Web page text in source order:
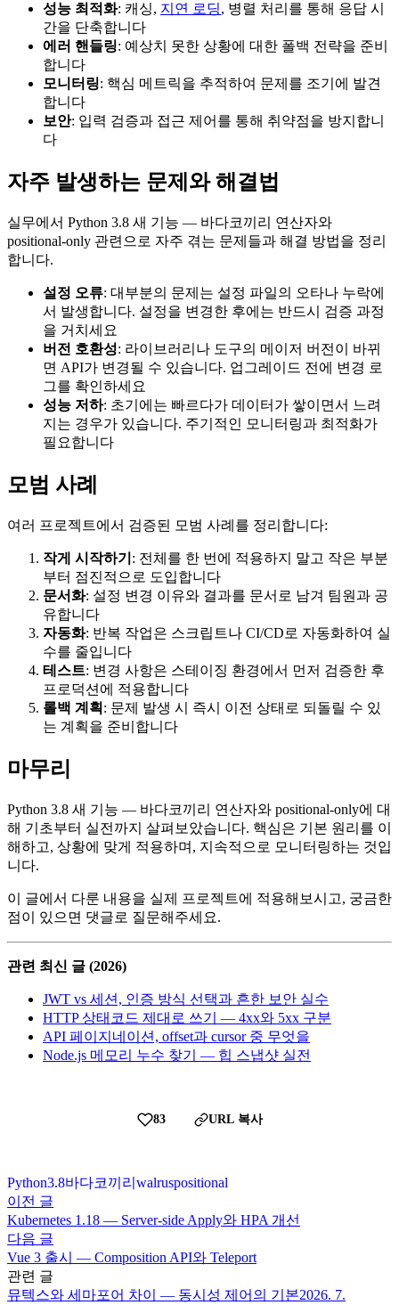
성능 최적화: 캐싱, 지연 로딩, 병렬 처리를 통해 응답 시
간을 단축합니다
에러 핸들링: 예상치 못한 상황에 대한 폴백 전략을 준비
합니다
모니터링: 핵심 메트릭을 추적하여 문제를 조기에 발견
합니다
보안: 입력 검증과 접근 제어를 통해 취약점을 방지합니
다
자주 발생하는 문제와 해결법
실무에서 Python 3.8 새 기능 — 바다코끼리 연산자와
positional-only 관련으로 자주 겪는 문제들과 해결 방법을 정리
합니다.
설정 오류: 대부분의 문제는 설정 파일의 오타나 누락에
서 발생합니다. 설정을 변경한 후에는 반드시 검증 과정
을 거치세요
버전 호환성: 라이브러리나 도구의 메이저 버전이 바뀌
면 API가 변경될 수 있습니다. 업그레이드 전에 변경 로
그를 확인하세요
성능 저하: 초기에는 빠르다가 데이터가 쌓이면서 느려
지는 경우가 있습니다. 주기적인 모니터링과 최적화가
필요합니다
모범 사례
여러 프로젝트에서 검증된 모범 사례를 정리합니다:
작게 시작하기 : 전체를 한 번에 적용하지 말고 작은 부분
부터 점진적으로 도입합니다
문서화: 설정 변경 이유와 결과를 문서로 남겨 팀원과 공
유합니다
자동화: 반복 작업은 스크립트나 CI/CD로 자동화하여 실
수를 줄입니다
테스트: 변경 사항은 스테이징 환경에서 먼저 검증한 후
프로덕션에 적용합니다
롤백 계획 : 문제 발생 시 즉시 이전 상태로 되돌릴 수 있
는 계획을 준비합니다
마무리
Python 3.8 새 기능 — 바다코끼리 연산자와 positional-only에 대
해 기초부터 실전까지 살펴보았습니다. 핵심은 기본 원리를 이
해하고, 상황에 맞게 적용하며, 지속적으로 모니터링하는 것입
니다.
이 글에서 다룬 내용을 실제 프로젝트에 적용해보시고, 궁금한
점이 있으면 댓글로 질문해주세요.
관련 최신 글 (2026)
JWT vs 세션, 인증 방식 선택과 흔한 보안 실수
HTTP 상태코드 제대로 쓰기 — 4xx와 5xx 구분
API 페이지네이션, offset과 cursor 중 무엇을
Node.js 메모리 누수 찾기 — 힙 스냅샷 실전
83 URL 복사
Python3.8바다코끼리 walruspositional
이전 글
Kubernetes 1.18 — Server-side Apply와 HPA 개선
다음 글
Vue 3 출시 — Composition API와 Teleport
관련 글
뮤텍스와 세마포어 차이 — 동시성 제어의 기본2026. 7.